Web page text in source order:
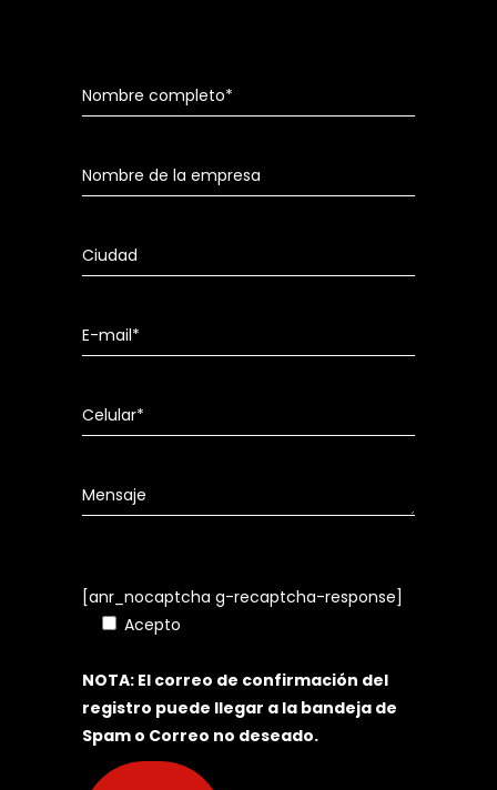
[anr_nocaptcha g-recaptcha-response]
Acepto
NOTA: El correo de confirmación del
registro puede llegar a la bandeja de
Spam o Correo no deseado.